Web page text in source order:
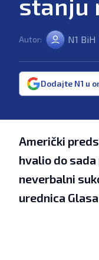
stanju
Autor: N1 BiH
Dodajte N1 u
Američki
hvalio do
neverbalni
urednica